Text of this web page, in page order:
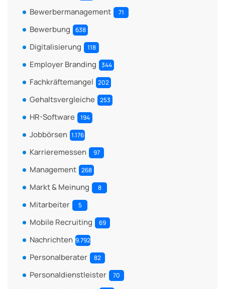
Bewerbermanagement 71
Bewerbung 638
Digitalisierung 118
Employer Branding 344
Fachkräftemangel 202
Gehaltsvergleiche 253
HR-Software 194
Jobbörsen 1.176
Karrieremessen 97
Management 268
Markt & Meinung 8
Mitarbeiter 5
Mobile Recruiting 69
Nachrichten 9.792
Personalberater 82
Personaldienstleister 70